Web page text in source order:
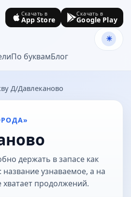
По буквамБлог
Скачать в
App Store
Скачать в
Google Play
Д Давлеканово
держать в запасе как
название узнаваемое, а на
продолжений.